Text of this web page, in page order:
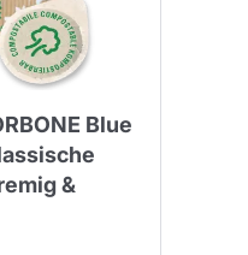
Blue
&